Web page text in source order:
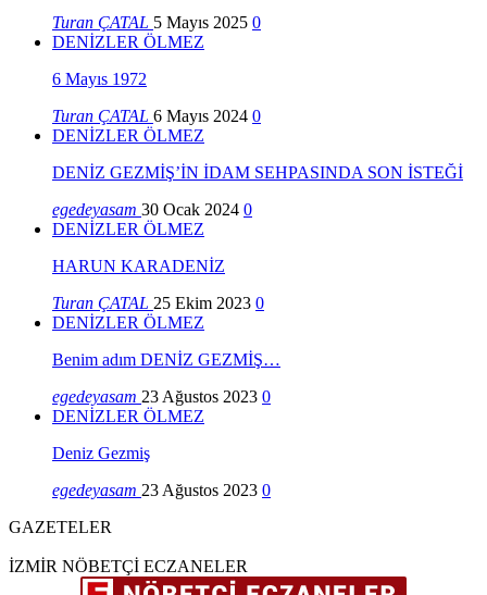
Turan ÇATAL 5 Mayıs 2025 0
DENİZLER ÖLMEZ
6 Mayıs 1972
Turan ÇATAL 6 Mayıs 2024 0
DENİZLER ÖLMEZ
DENİZ GEZMİŞ’İN İDAM SEHPASINDA SON İSTEĞİ
egedeyasam 30 Ocak 2024 0
DENİZLER ÖLMEZ
HARUN KARADENİZ
Turan ÇATAL 25 Ekim 2023 0
DENİZLER ÖLMEZ
Benim adım DENİZ GEZMİŞ…
egedeyasam 23 Ağustos 2023 0
DENİZLER ÖLMEZ
Deniz Gezmiş
egedeyasam 23 Ağustos 2023 0
GAZETELER
İZMİR NÖBETÇİ ECZANELER